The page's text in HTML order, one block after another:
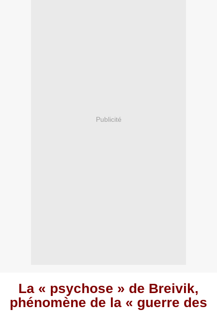
Publicité
La « psychose » de Breivik,
phénomène de la « guerre des